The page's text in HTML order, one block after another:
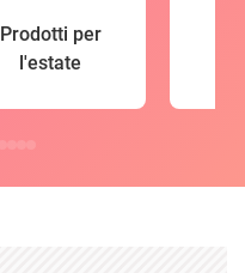
Prodotti per
l'estate